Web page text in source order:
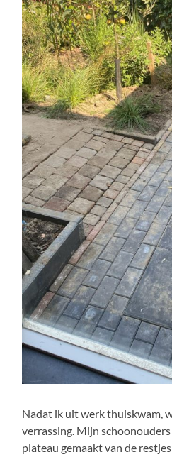
Nadat ik uit werk thuiskwam,
verrassing. Mijn
plateau gemaakt van de